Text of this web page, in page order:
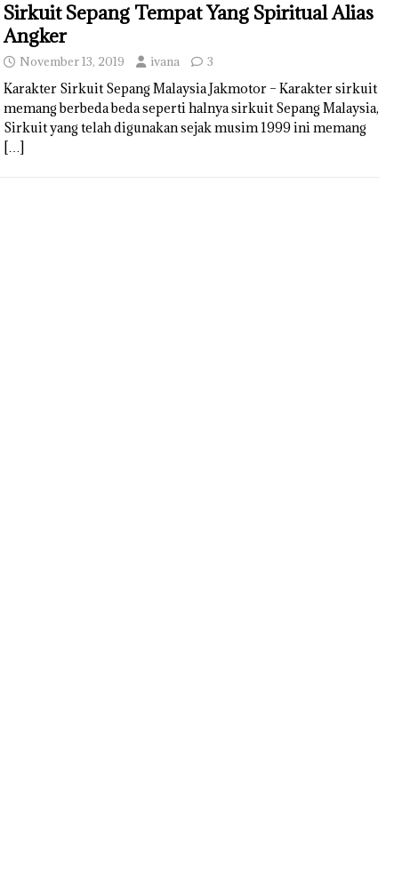
Sirkuit Sepang Tempat Yang Spiritual Alias
Angker
November 13, 2019 ivana 3
Karakter Sirkuit Sepang Malaysia Jakmotor – Karakter sirkuit
memang berbeda beda seperti halnya sirkuit Sepang Malaysia,
Sirkuit yang telah digunakan sejak musim 1999 ini memang
[…]